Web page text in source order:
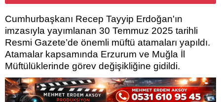
Cumhurbaşkanı Recep Tayyip Erdoğan'ın
imzasıyla yayımlanan 30 Temmuz 2025 tarihli
Resmi Gazete’de önemli müftü atamaları yapıldı.
Atamalar kapsamında Erzurum ve Muğla İl
Müftülüklerinde görev değişikliğine gidildi.